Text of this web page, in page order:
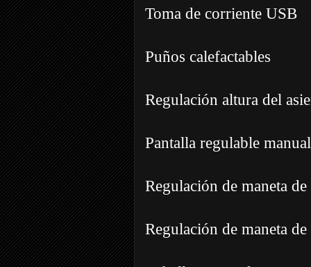
Toma de corriente USB
Puños calefactables
Regulación altura del
Pantalla regulable manual
Regulación de maneta
Regulación de maneta